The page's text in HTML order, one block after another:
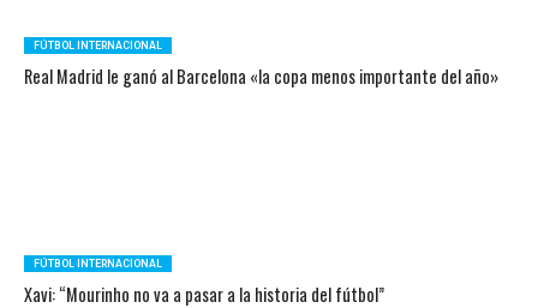
FÚTBOL INTERNACIONAL
Real Madrid le ganó al Barcelona «la copa menos importante del año»
FÚTBOL INTERNACIONAL
Xavi: “Mourinho no va a pasar a la historia del fútbol”